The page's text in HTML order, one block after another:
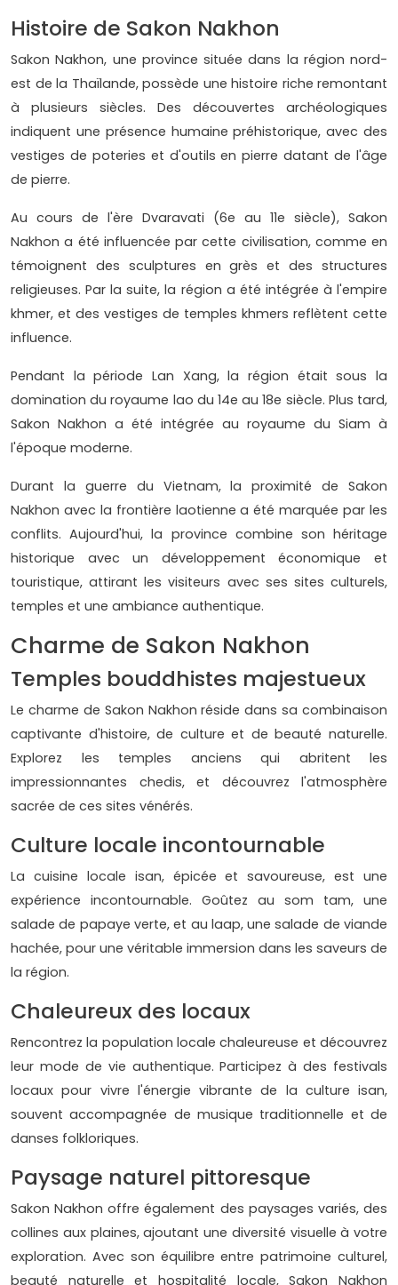
Histoire de Sakon Nakhon
Sakon Nakhon, une province située dans la région nord-
est de la Thaïlande, possède une histoire riche remontant
à plusieurs siècles. Des découvertes archéologiques
indiquent une présence humaine préhistorique, avec des
vestiges de poteries et d'outils en pierre datant de l'âge
de pierre.
Au cours de l'ère Dvaravati (6e au 11e siècle), Sakon
Nakhon a été influencée par cette civilisation, comme en
témoignent des sculptures en grès et des structures
religieuses. Par la suite, la région a été intégrée à l'empire
khmer, et des vestiges de temples khmers reflètent cette
influence.
Pendant la période Lan Xang, la région était sous la
domination du royaume lao du 14e au 18e siècle. Plus tard,
Sakon Nakhon a été intégrée au royaume du Siam à
l'époque moderne.
Durant la guerre du Vietnam, la proximité de Sakon
Nakhon avec la frontière laotienne a été marquée par les
conflits. Aujourd'hui, la province combine son héritage
historique avec un développement économique et
touristique, attirant les visiteurs avec ses sites culturels,
temples et une ambiance authentique.
Charme de Sakon Nakhon
Temples bouddhistes majestueux
Le charme de Sakon Nakhon réside dans sa combinaison
captivante d'histoire, de culture et de beauté naturelle.
Explorez les temples anciens qui abritent les
impressionnantes chedis, et découvrez l'atmosphère
sacrée de ces sites vénérés.
Culture locale incontournable
La cuisine locale isan, épicée et savoureuse, est une
expérience incontournable. Goûtez au som tam, une
salade de papaye verte, et au laap, une salade de viande
hachée, pour une véritable immersion dans les saveurs de
la région.
Chaleureux des locaux
Rencontrez la population locale chaleureuse et découvrez
leur mode de vie authentique. Participez à des festivals
locaux pour vivre l'énergie vibrante de la culture isan,
souvent accompagnée de musique traditionnelle et de
danses folkloriques.
Paysage naturel pittoresque
Sakon Nakhon offre également des paysages variés, des
collines aux plaines, ajoutant une diversité visuelle à votre
exploration. Avec son équilibre entre patrimoine culturel,
beauté naturelle et hospitalité locale, Sakon Nakhon